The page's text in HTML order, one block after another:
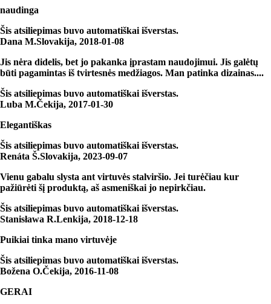
naudinga
Šis atsiliepimas buvo automatiškai išverstas.
Dana M.Slovakija, 2018‑01‑08
Jis nėra didelis, bet jo pakanka įprastam naudojimui. Jis galėtų
būti pagamintas iš tvirtesnės medžiagos. Man patinka dizainas....
Šis atsiliepimas buvo automatiškai išverstas.
Luba M.Čekija, 2017‑01‑30
Elegantiškas
Šis atsiliepimas buvo automatiškai išverstas.
Renáta Š.Slovakija, 2023‑09‑07
Vienu gabalu slysta ant virtuvės stalviršio. Jei turėčiau kur
pažiūrėti šį produktą, aš asmeniškai jo nepirkčiau.
Šis atsiliepimas buvo automatiškai išverstas.
Stanisława R.Lenkija, 2018‑12‑18
Puikiai tinka mano virtuvėje
Šis atsiliepimas buvo automatiškai išverstas.
Božena O.Čekija, 2016‑11‑08
GERAI